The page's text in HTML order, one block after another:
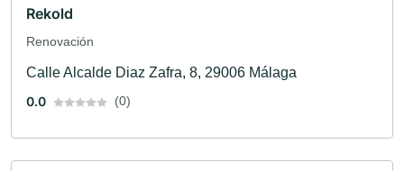
Rekold
Renovación
Calle Alcalde Diaz Zafra, 8, 29006 Málaga
0.0
(0)